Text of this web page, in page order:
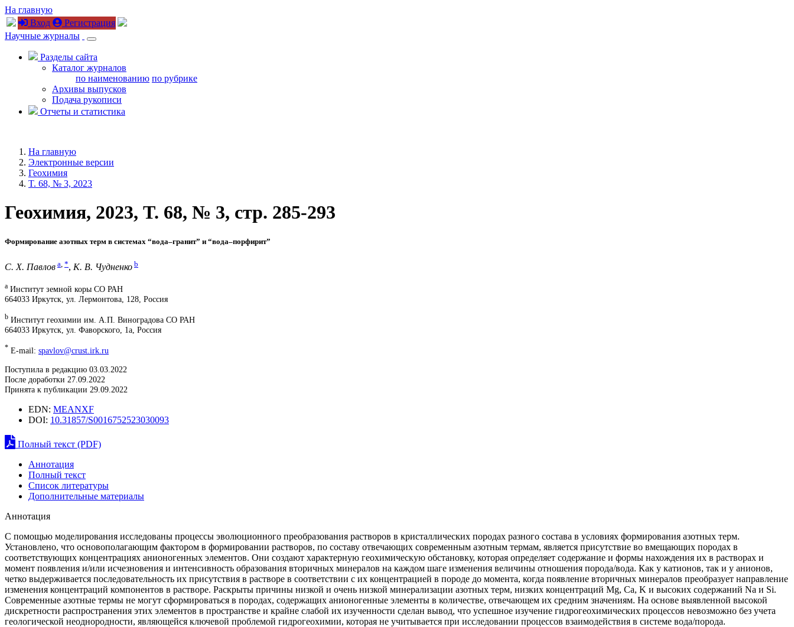
На главную
Вход
Регистрация
Научные журналы
Разделы сайта
Каталог журналов
по наименованию по рубрике
Архивы выпусков
Подача рукописи
Отчеты и статистика
На главную
Электронные версии
Геохимия
T. 68, № 3, 2023
Геохимия, 2023, T. 68, № 3, стр. 285-293
Формирование азотных терм в системах “вода–гранит” и “вода–порфирит”
С. Х. Павлов a *, К. В. Чудненко b
a Институт земной коры СО РАН
664033 Иркутск, ул. Лермонтова, 128, Россия
b Институт геохимии им. А.П. Виноградова СО РАН
664033 Иркутск, ул. Фаворского, 1а, Россия
* E-mail: spavlov@crust.irk.ru
Поступила в редакцию 03.03.2022
После доработки 27.09.2022
Принята к публикации 29.09.2022
EDN: MEANXF
DOI: 10.31857/S0016752523030093
Полный текст (PDF)
Аннотация
Полный текст
Список литературы
Дополнительные материалы
Аннотация
С помощью моделирования исследованы процессы эволюционного преобразования растворов в кристаллических породах разного состава в условиях формирования азотных терм.
Установлено, что основополагающим фактором в формировании растворов, по составу отвечающих современным азотным термам, является присутствие во вмещающих породах в
соответствующих концентрациях анионогенных элементов. Они создают характерную геохимическую обстановку, которая определяет содержание и формы нахождения их в растворах и
момент появления и/или исчезновения и интенсивность образования вторичных минералов на каждом шаге изменения величины отношения порода/вода. Как у катионов, так и у анионов,
четко выдерживается последовательность их присутствия в растворе в соответствии с их концентрацией в породе до момента, когда появление вторичных минералов преобразует направление
изменения концентраций компонентов в растворе. Раскрыты причины низкой и очень низкой минерализации азотных терм, низких концентраций Mg, Ca, K и высоких содержаний Na и Si.
Современные азотные термы не могут сформироваться в породах, содержащих анионогенные элементы в количестве, отвечающем их средним значениям. На основе выявленной высокой
дискретности распространения этих элементов в пространстве и крайне слабой их изученности сделан вывод, что успешное изучение гидрогеохимических процессов невозможно без учета
геологической неоднородности, являющейся ключевой проблемой гидрогеохимии, которая не учитывается при исследовании процессов взаимодействия в системе вода/порода.